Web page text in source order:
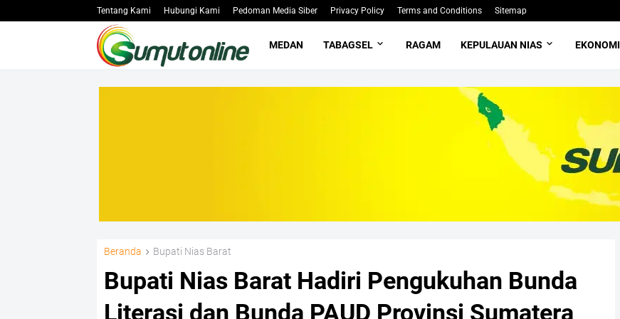
Tentang Kami Hubungi Kami Pedoman Media Siber Privacy Policy Terms and Conditions Sitemap
MEDAN TABAGSEL RAGAM KEPULAUAN NIAS EKONOMI
Beranda Bupati Nias Barat
Bupati Nias Barat Hadiri Pengukuhan Bunda
Literasi dan Bunda PAUD Provinsi Sumatera